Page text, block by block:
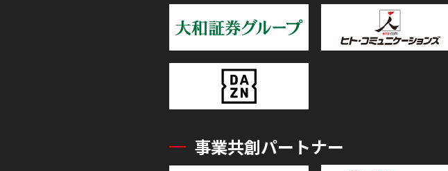
事業共創パートナー